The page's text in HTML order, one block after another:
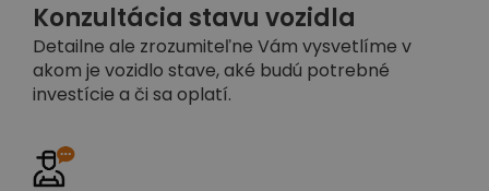
Konzultácia stavu vozidla
Detailne ale zrozumiteľne Vám vysvetlíme v
akom je vozidlo stave, aké budú potrebné
investície a či sa oplatí.